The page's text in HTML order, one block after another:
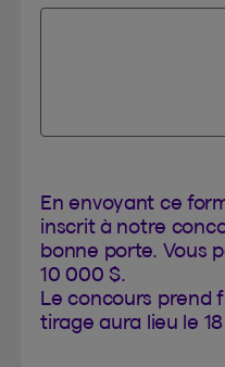
En envoyant ce
inscrit à notre
bonne porte. Vous
10 000 $.
Le concours prend
tirage aura lieu le